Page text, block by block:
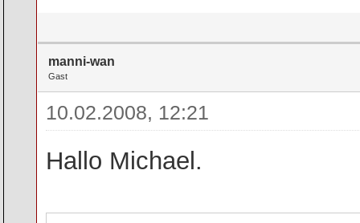
manni-wan
Gast
10.02.2008, 12:21
Hallo Michael.